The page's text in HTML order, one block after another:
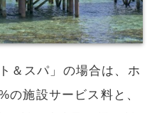
＆スパ」の場合は、ホ
の施設サービス料と、